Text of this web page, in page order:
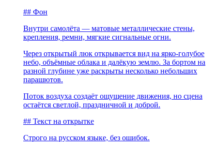
## Фон
Внутри самолёта — матовые металлические стены,
крепления, ремни, мягкие сигнальные огни.
Через открытый люк открывается вид на ярко-голубое
небо, объёмные облака и далёкую землю. За бортом на
разной глубине уже раскрыты несколько небольших
парашютов.
Поток воздуха создаёт ощущение движения, но сцена
остаётся светлой, праздничной и доброй.
## Текст на открытке
Строго на русском языке, без ошибок.